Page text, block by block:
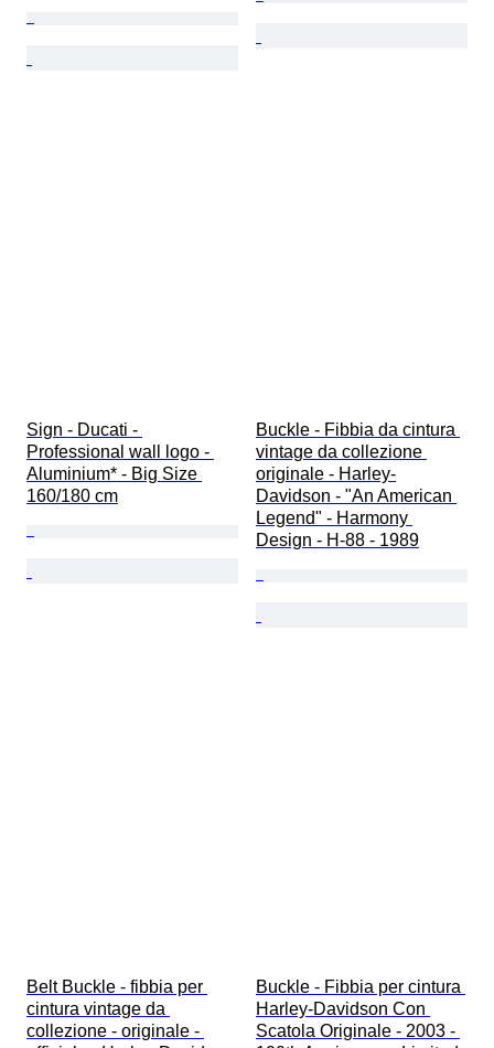
Sign - Ducati -
Professional wall logo -
Aluminium* - Big Size
160/180 cm
Buckle - Fibbia da cintura
vintage da collezione
originale - Harley-
Davidson - "An American
Legend" - Harmony
Design - H-88 - 1989
Belt Buckle - fibbia per
cintura vintage da
collezione - originale -
Buckle - Fibbia per cintura
Harley-Davidson Con
Scatola Originale - 2003 -